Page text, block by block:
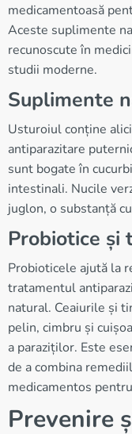
medicamentoasă
Aceste suplimente
recunoscute în
studii moderne.
Suplimente
Usturoiul conține
antiparazitare
sunt bogate în
intestinali. Nucile
juglon, o substanță
Probiotice și
Probioticele ajută la
tratamentul
natural. Ceaiurile și
pelin, cimbru și
a paraziților. Este
de a combina
medicamentos
Prevenire